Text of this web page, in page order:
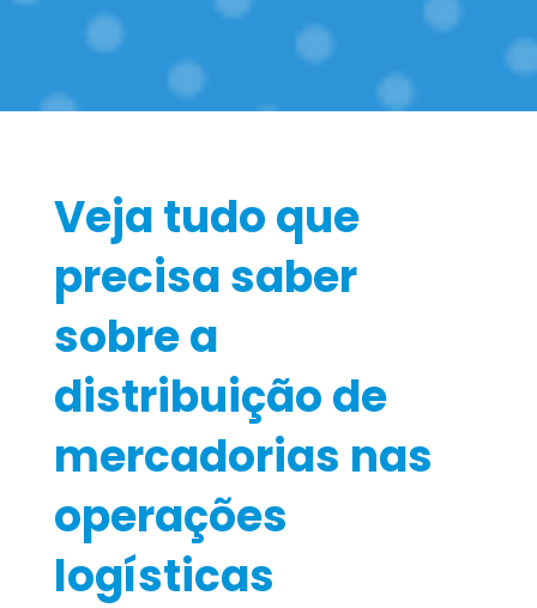
Veja tudo que
precisa saber
sobre a
distribuição de
mercadorias nas
operações
logísticas